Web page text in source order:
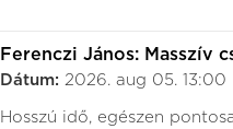
Ferenczi János: Masszív
Dátum: 2026. aug 05. 13:00
Hosszú idő, egészen